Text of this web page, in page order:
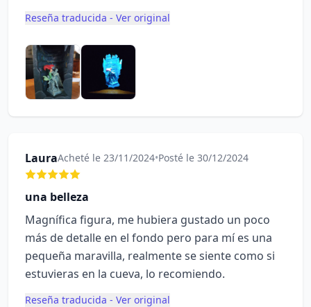
Reseña traducida - Ver original
LauraAcheté le 23/11/2024•Posté le 30/12/2024
una belleza
Magnífica figura, me hubiera gustado un poco
más de detalle en el fondo pero para mí es una
pequeña maravilla, realmente se siente como si
estuvieras en la cueva, lo recomiendo.
Reseña traducida - Ver original